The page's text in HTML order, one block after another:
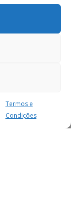
Termos e
Condições